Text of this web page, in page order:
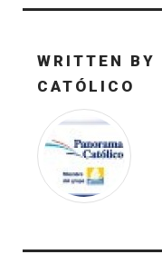
WRITTEN BY
CATÓLICO